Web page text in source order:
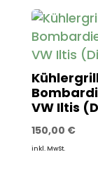
VW Iltis
150,00 €
inkl. MwSt.